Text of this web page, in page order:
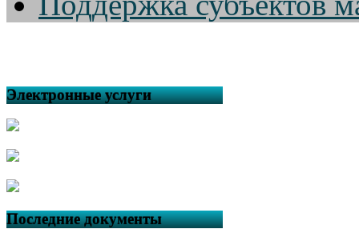
Электронные услуги
Последние документы